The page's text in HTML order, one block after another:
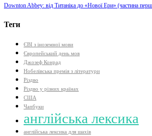
Downton Abbey: від Титаніка до «Нової Ери» (частина
Теги
ЄВІ з іноземної мови
Європейський день мов
Джозеф Конрад
Нобелівська премія з літератури
Різдво
Різдво у різних країнах
США
Чапбуки
англійська лексика
англійська лексика для шахів